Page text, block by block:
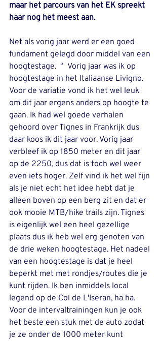
maar het parcours van het EK spreekt
haar nog het meest aan.
Net als vorig jaar werd er een goed
fundament gelegd door middel van een
hoogtestage.  ‘’  Vorig jaar was ik op
hoogtestage in het Italiaanse Livigno.
Voor de variatie vond ik het wel leuk
om dit jaar ergens anders op hoogte te
gaan. Ik had wel goede verhalen
gehoord over Tignes in Frankrijk dus
daar koos ik dit jaar voor. Vorig jaar
verbleef ik op 1850 meter en dit jaar
op de 2250, dus dat is toch wel weer
even iets hoger. Zelf vind ik het wel fijn
als je niet echt het idee hebt dat je
alleen boven op een berg zit en dat er
ook mooie MTB/hike trails zijn. Tignes
is eigenlijk wel een heel gezellige
plaats dus ik heb wel erg genoten van
de drie weken hoogtestage. Het nadeel
van een hoogtestage is dat je heel
beperkt met met rondjes/routes die je
kunt rijden. Ik ben inmiddels local
legend op de Col de L'Iseran, ha ha.
Voor de intervaltrainingen kun je ook
het beste een stuk met de auto zodat
je ze onder de 1000 meter kunt